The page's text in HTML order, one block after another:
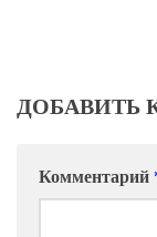
ДОБАВИТЬ
Комментарий